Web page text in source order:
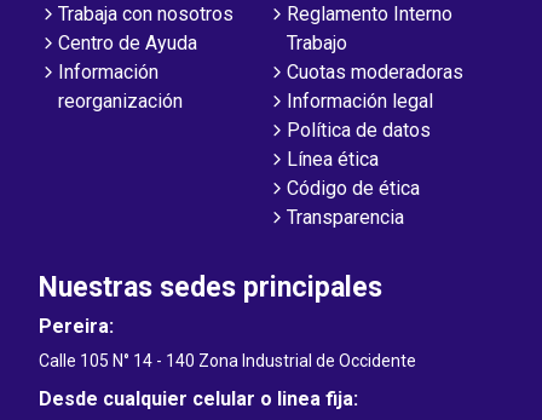
Trabaja con nosotros
Centro de Ayuda
Información
reorganización
Reglamento Interno
Trabajo
Cuotas moderadoras
Información legal
Política de datos
Línea ética
Código de ética
Transparencia
Nuestras sedes principales
Pereira:
Calle 105 N° 14 - 140 Zona Industrial de Occidente
Desde cualquier celular o linea fija: